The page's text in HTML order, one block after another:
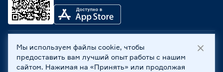
ООО «Бауцентр Рус» 2004 -2026, 236029, г. Калининград,
ул. А.Невского, 205. ИНН 7702596813, КПП 390601001 ©
Все права защищены
Мы используем файлы cookie, чтобы
предоставить вам лучший опыт работы с нашим
сайтом. Нажимая на «Принять» или продолжая